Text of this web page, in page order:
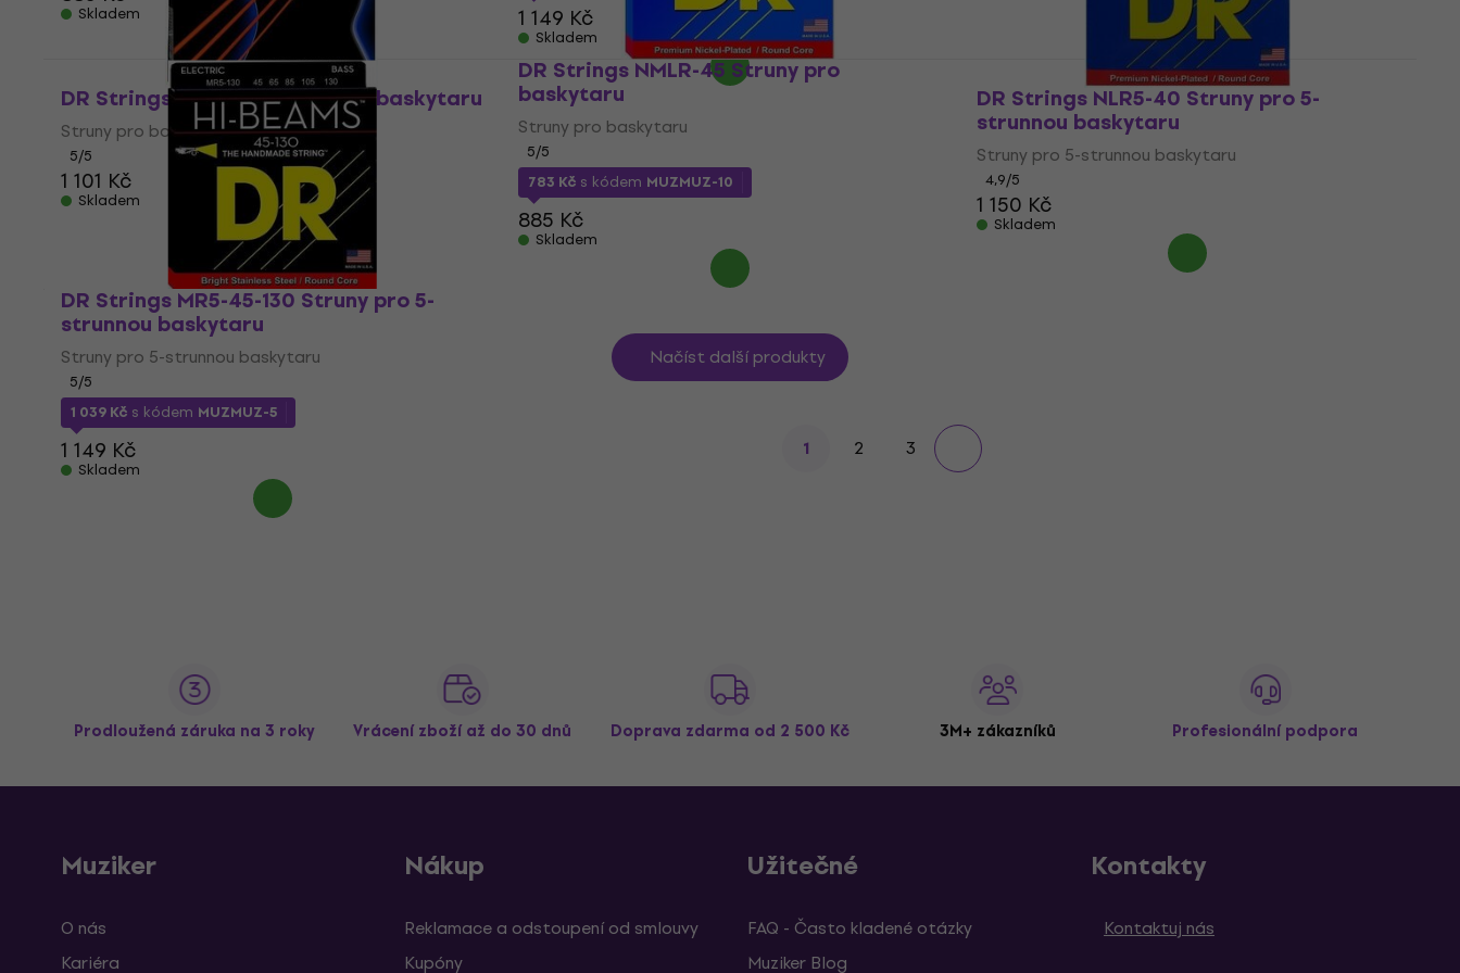
Skladem 1 149 Kč
Skladem
DR Strings NOB-45 Struny pro baskytaru
Struny pro baskytaru
5/5
1 101 Kč
Skladem
DR Strings NMLR-45 Struny pro
baskytaru
Struny pro baskytaru
5/5
783 Kč s kódem MUZMUZ-10
885 Kč
Skladem
DR Strings NLR5-40 Struny pro 5-
strunnou baskytaru
Struny pro 5-strunnou baskytaru
4,9/5
1 150 Kč
Skladem
DR Strings MR5-45-130 Struny pro 5-
strunnou baskytaru
Struny pro 5-strunnou baskytaru
5/5
1 039 Kč s kódem MUZMUZ-5
1 149 Kč
Skladem
Načíst další produkty
1 2 3
Prodloužená záruka na 3 roky Vrácení zboží až do 30 dnů Doprava zdarma od 2 500 Kč 3M+ zákazníků Profesionální podpora
Muziker
O nás
Kariéra
Nákup
Reklamace a odstoupení od smlouvy
Kupóny
Užitečné
FAQ - Často kladené otázky
Muziker Blog
Kontakty
Kontaktuj nás